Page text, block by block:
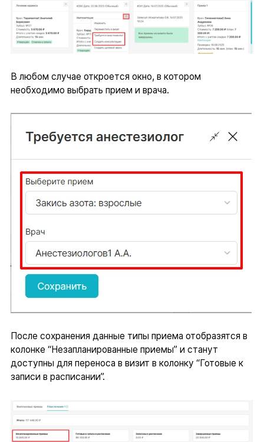
В любом случае откроется окно, в котором
необходимо выбрать прием и врача.
После сохранения данные типы приема отобразятся в
колонке “Незапланированные приемы” и станут
доступны для переноса в визит в колонку “Готовые к
записи в расписании”.